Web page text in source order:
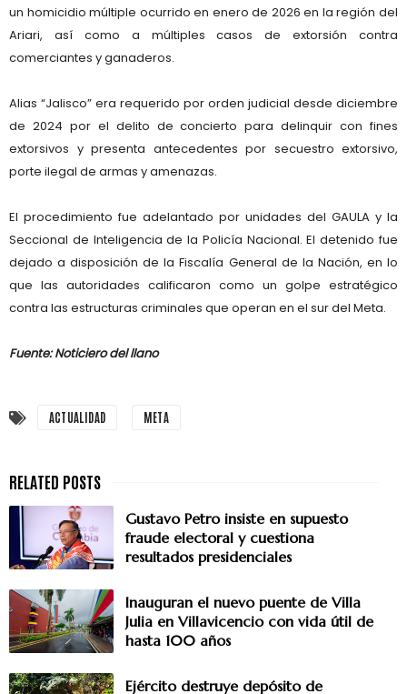
un homicidio múltiple ocurrido en enero de 2026 en la región del
Ariari, así como a múltiples casos de extorsión contra
comerciantes y ganaderos.
Alias “Jalisco” era requerido por orden judicial desde diciembre
de 2024 por el delito de concierto para delinquir con fines
extorsivos y presenta antecedentes por secuestro extorsivo,
porte ilegal de armas y amenazas.
El procedimiento fue adelantado por unidades del GAULA y la
Seccional de Inteligencia de la Policía Nacional. El detenido fue
dejado a disposición de la Fiscalía General de la Nación, en lo
que las autoridades calificaron como un golpe estratégico
contra las estructuras criminales que operan en el sur del Meta.
Fuente: Noticiero del llano
ACTUALIDAD META
Gustavo Petro insiste en supuesto
fraude electoral y cuestiona
resultados presidenciales
Inauguran el nuevo puente de Villa
Julia en Villavicencio con vida útil de
hasta 100 años
Ejército destruye depósito de